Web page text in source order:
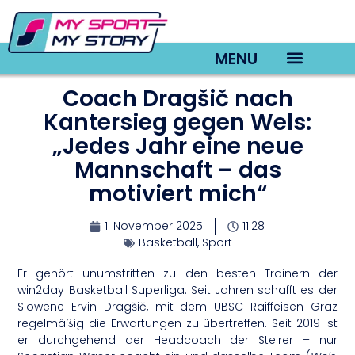
MENU
Coach Dragšič nach
Kantersieg gegen Wels:
„Jedes Jahr eine neue
Mannschaft – das
motiviert mich“
1. November 2025
11:28
Basketball, Sport
Er gehört unumstritten zu den besten Trainern der
win2day Basketball Superliga. Seit Jahren schafft es der
Slowene Ervin Dragšič, mit dem UBSC Raiffeisen Graz
regelmäßig die Erwartungen zu übertreffen. Seit 2019 ist
er durchgehend der Headcoach der Steirer – nur